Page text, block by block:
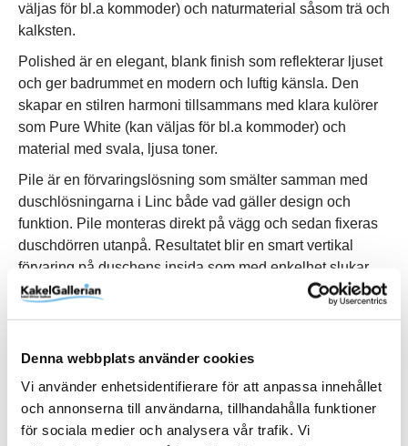
Denna webbplats använder cookies
Vi använder enhetsidentifierare för att anpassa innehållet
och annonserna till användarna, tillhandahålla funktioner
för sociala medier och analysera vår trafik. Vi
väljas för bl.a kommoder) och naturmaterial såsom trä och
kalksten.
Polished är en elegant, blank finish som reflekterar ljuset
och ger badrummet en modern och luftig känsla. Den
skapar en stilren harmoni tillsammans med klara kulörer
som Pure White (kan väljas för bl.a kommoder) och
material med svala, ljusa toner.
Pile är en förvaringslösning som smälter samman med
duschlösningarna i Linc både vad gäller design och
funktion. Pile monteras direkt på vägg och sedan fixeras
duschdörren utanpå. Resultatet blir en smart vertikal
förvaring på duschens insida som med enkelhet slukar
familjens alla schampo- och duschflaskor utan att ta extra
onödig plats i själva duschytan. Pile kommer med fem
behov. Skruvas i vägg alternativt limmas upp med Safe-